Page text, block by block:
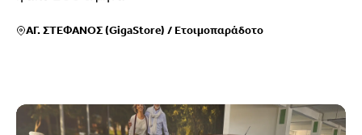
ΑΓ. ΣΤΕΦΑΝΟΣ (GigaStore) /Ετοιμοπαράδοτο